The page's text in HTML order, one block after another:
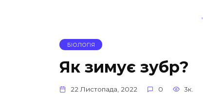
БІОЛОГІЯ
Як зимує зубр?
22 Листопада, 2022 0 3к.